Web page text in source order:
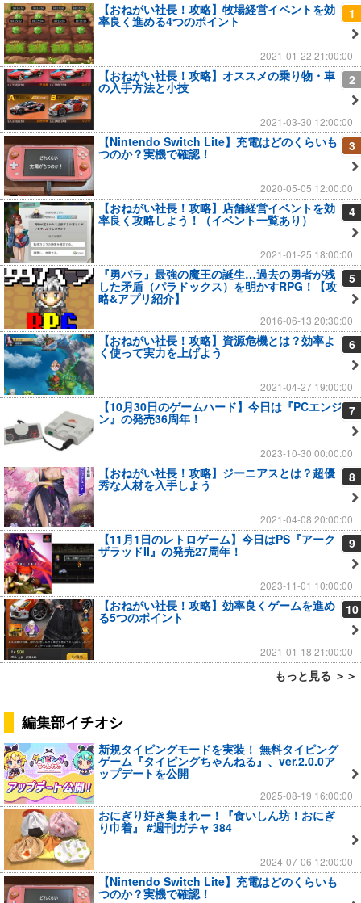
1
【おねがい社長！攻略】牧場経営イベントを効
率良く進める4つのポイント
2021-01-22 21:00:00
2
【おねがい社長！攻略】オススメの乗り物・車
の入手方法と小技
2021-03-30 12:00:00
3
【Nintendo Switch Lite】充電はどのくらいも
つのか？実機で確認！
2020-05-05 12:00:00
4
【おねがい社長！攻略】店舗経営イベントを効
率良く攻略しよう！（イベント一覧あり）
2021-01-25 18:00:00
5
『勇パラ』最強の魔王の誕生…過去の勇者が残
した矛盾（パラドックス）を明かすRPG！【攻
略&アプリ紹介】
2016-06-13 20:30:00
6
【おねがい社長！攻略】資源危機とは？効率よ
く使って実力を上げよう
2021-04-27 19:00:00
7
【10月30日のゲームハード】今日は『PCエンジ
ン』の発売36周年！
2023-10-30 00:00:00
8
【おねがい社長！攻略】ジーニアスとは？超優
秀な人材を入手しよう
2021-04-08 20:00:00
9
【11月1日のレトロゲーム】今日はPS『アーク
ザラッドII』の発売27周年！
2023-11-01 10:00:00
10
【おねがい社長！攻略】効率良くゲームを進め
る5つのポイント
2021-01-18 21:00:00
もっと見る ＞＞
編集部イチオシ
新規タイピングモードを実装！ 無料タイピング
ゲーム『タイピングちゃんねる』、ver.2.0.0ア
ップデートを公開
2025-08-19 16:00:00
おにぎり好き集まれー！『食いしん坊！おにぎ
り巾着』 #週刊ガチャ 384
2024-07-06 12:00:00
【Nintendo Switch Lite】充電はどのくらいも
つのか？実機で確認！